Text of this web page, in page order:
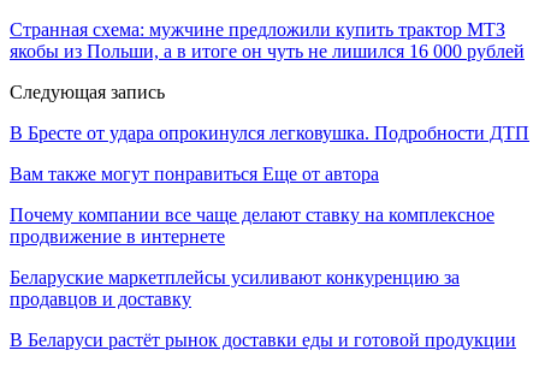
Странная схема: мужчине предложили купить трактор МТЗ
якобы из Польши, а в итоге он чуть не лишился 16 000 рублей
Следующая запись
В Бресте от удара опрокинулся легковушка. Подробности ДТП
Вам также могут понравиться Еще от автора
Почему компании все чаще делают ставку на комплексное
продвижение в интернете
Беларуские маркетплейсы усиливают конкуренцию за
продавцов и доставку
В Беларуси растёт рынок доставки еды и готовой продукции